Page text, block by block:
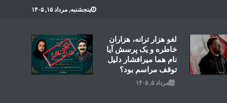
پنجشنبه, مرداد ۱۵, ۱۴۰۵
لغو هزار ترانه، هزاران
خاطره و یک پرسش آیا
نام هما میرافشار دلیل
توقف مراسم بود؟
مرداد ۵, ۱۴۰۵